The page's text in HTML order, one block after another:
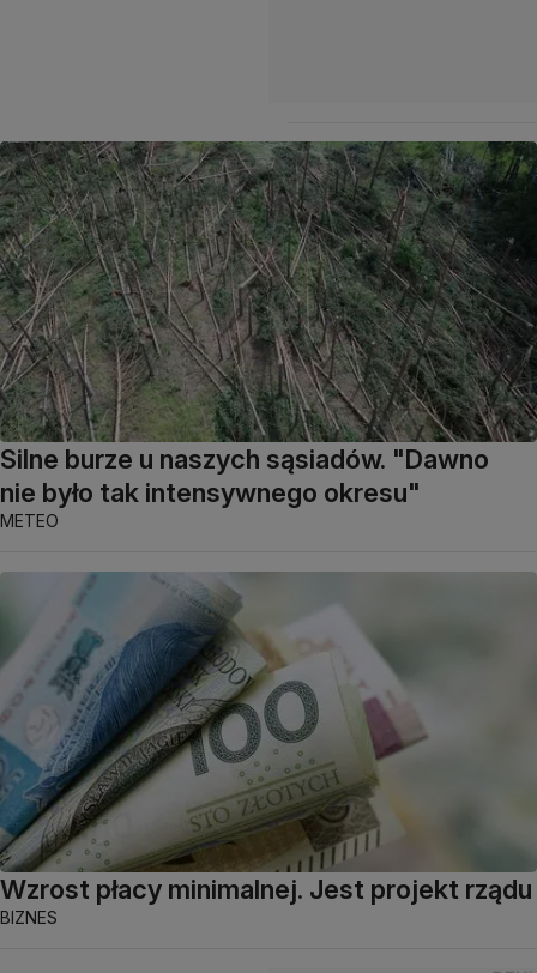
Silne burze u naszych sąsiadów. "Dawno
nie było tak intensywnego okresu"
METEO
Wzrost płacy minimalnej. Jest projekt rządu
BIZNES